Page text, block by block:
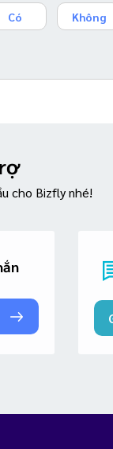
Có Không
cho Bizfly nhé!